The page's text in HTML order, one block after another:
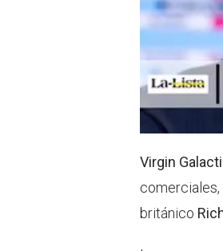
Virgin
comerciales,
británico